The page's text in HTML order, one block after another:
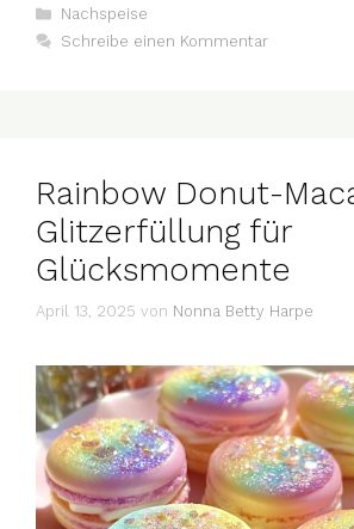
Kategorien
Nachspeise
Schreibe einen Kommentar
Rainbow Donut-
Glitzerfüllung für
Glücksmomente
April 13, 2025 von Nonna Betty Harpe